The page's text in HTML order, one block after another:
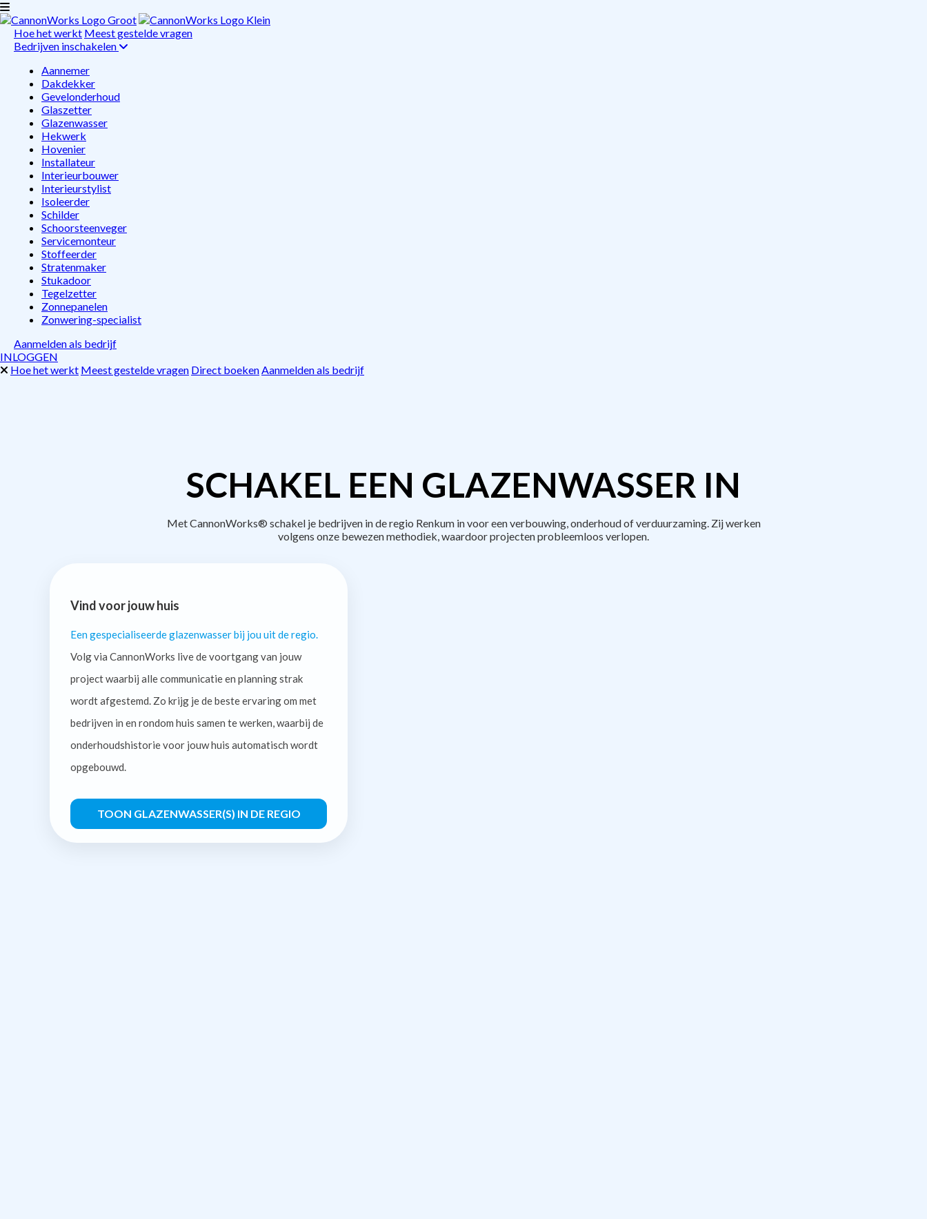
Hoe het werkt Meest gestelde vragen
Bedrijven inschakelen
Aannemer
Dakdekker
Gevelonderhoud
Glaszetter
Glazenwasser
Hekwerk
Hovenier
Installateur
Interieurbouwer
Interieurstylist
Isoleerder
Schilder
Schoorsteenveger
Servicemonteur
Stoffeerder
Stratenmaker
Stukadoor
Tegelzetter
Zonnepanelen
Zonwering-specialist
Aanmelden als bedrijf
INLOGGEN
Hoe het werkt Meest gestelde vragen Direct boekenAanmelden als bedrijf
SCHAKEL EEN GLAZENWASSER IN
Met CannonWorks® schakel je bedrijven in de regio Renkum in voor een verbouwing, onderhoud of verduurzaming. Zij werken
volgens onze bewezen methodiek, waardoor projecten probleemloos verlopen.
Vind voor jouw huis
Een gespecialiseerde glazenwasser bij jou uit de regio.
Volg via CannonWorks live de voortgang van jouw
project waarbij alle communicatie en planning strak
wordt afgestemd. Zo krijg je de beste ervaring om met
bedrijven in en rondom huis samen te werken, waarbij de
onderhoudshistorie voor jouw huis automatisch wordt
opgebouwd.
TOON GLAZENWASSER(S) IN DE REGIO